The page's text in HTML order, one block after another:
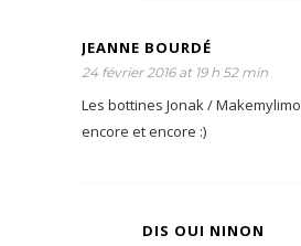
JEANNE BOURDÉ
24 février 2016 at 19 h 52 min
Les bottines Jonak /
encore et encore :)
DIS OUI NINON